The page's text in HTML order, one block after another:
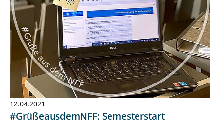
12.04.2021
#GrüßeausdemNFF: Semesterstart